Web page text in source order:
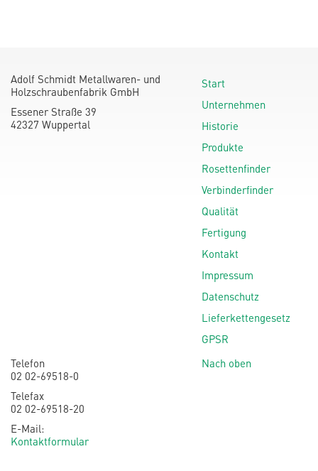
Adolf Schmidt Metallwaren- und
Holzschraubenfabrik GmbH
Essener Straße 39
42327 Wuppertal
Start
Unternehmen
Historie
Produkte
Rosettenfinder
Verbinderfinder
Qualität
Fertigung
Kontakt
Impressum
Datenschutz
Lieferkettengesetz
GPSR
Telefon
02 02-69518-0
Telefax
02 02-69518-20
E-Mail:
Kontaktformular
Nach oben